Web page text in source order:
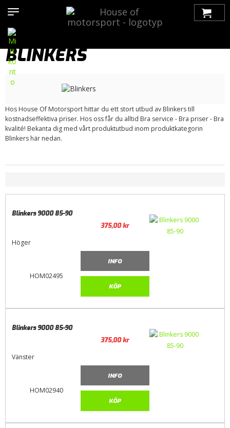
>Bilmärken>Saab >9000>Belysning
>
Blinkers
BLINKERS
Hos House Of Motorsport hittar du ett stort utbud av Blinkers till
kostnadseffektiva priser. Hos oss får du alltid Bra service - Bra priser - Bra
kvalité! Bekanta dig med vårt produktutbud inom produktkategorin
Blinkers här nedan.
HOM02495
Blinkers 9000 85-90
Höger
375,00kr
INFO
KÖP
HOM02940
Blinkers 9000 85-90
Vänster
375,00kr
INFO
KÖP